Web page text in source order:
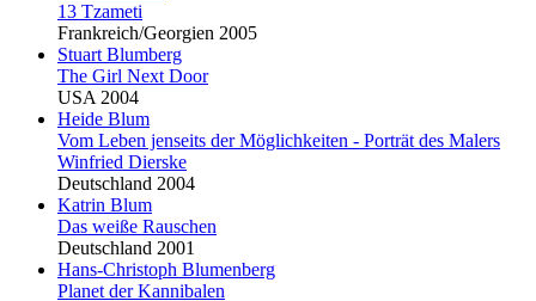
13 Tzameti
Frankreich/Georgien 2005
Stuart Blumberg
The Girl Next Door
USA 2004
Heide Blum
Vom Leben jenseits der Möglichkeiten - Porträt des Malers
Winfried Dierske
Deutschland 2004
Katrin Blum
Das weiße Rauschen
Deutschland 2001
Hans-Christoph Blumenberg
Planet der Kannibalen